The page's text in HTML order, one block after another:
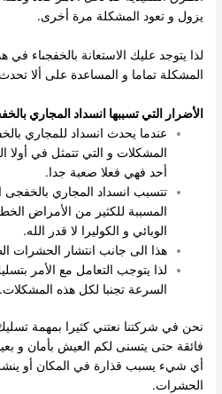
يزول و تعود المشكلة مرة أخرى.
لذا يتوجد عليك الاستعانة بالخفجىاء في
المشكلة تماما و المساعدة على ألا
الأضرار التي تسببها انسداد المجاري
عندما يحدث انسداد للمجاري
المشكلات و التي تتمثل في أولا
أحد فهي فعلا صعبة جدا.
تتسبب انسداد المجاري بالخفجى
المسببة للكثير من الأمراض
الوبائي و الكوليرا لا قدر الله.
هذا الى جانب انتشار الحشرات
لذا يتوجب التعامل مع الأمر
السرعة تجنبا لكل هذه المشكلات.
نحن في شركتنا نعتني كثيرا بمهمة
فائقة حتى يتسنى لكم العيش بأمان و
أي شيء يسبب قذارة في المكان أو ينشر
الحشرات.